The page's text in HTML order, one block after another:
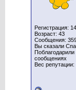
Регистрация:
Возраст: 43
Сообщения:
Вы сказали
Поблагодарили
сообщениях
Вес репутации: